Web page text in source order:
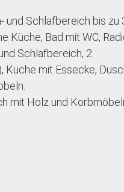
und Schlafbereich bis zu
Küche, Bad mit WC,
Schlafbereich, 2
mit Essecke,
mit Holz und